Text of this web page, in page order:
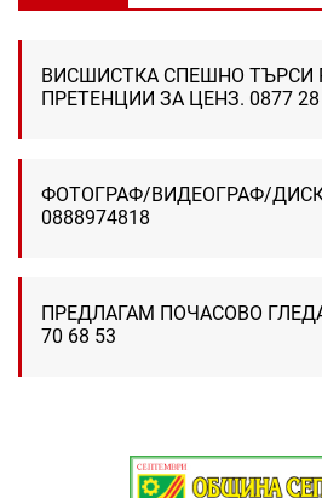
ВИСШИСТКА СПЕШНО ТЪРСИ
ПРЕТЕНЦИИ ЗА ЦЕНЗ. 0877 28
ФОТОГРАФ/ВИДЕОГРАФ/
0888974818
ПРЕДЛАГАМ ПОЧАСОВО
70 68 53